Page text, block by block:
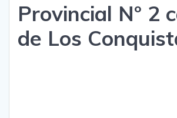
Provincial N° 2
de Los